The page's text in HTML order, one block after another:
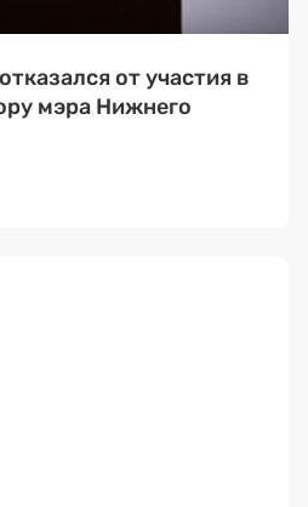
от участия в
мэра Нижнего